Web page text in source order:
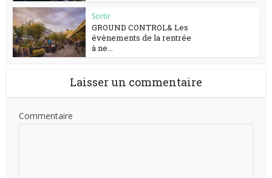
Sortir
GROUND CONTROL& Les
évènements de la rentrée
à ne...
Laisser un commentaire
Commentaire